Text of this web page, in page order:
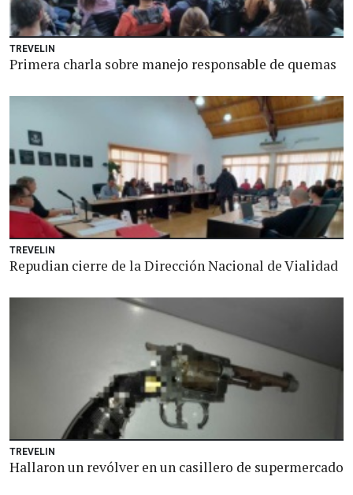
TREVELIN
Primera charla sobre manejo responsable de quemas
TREVELIN
Repudian cierre de la Dirección Nacional de Vialidad
TREVELIN
Hallaron un revólver en un casillero de supermercado